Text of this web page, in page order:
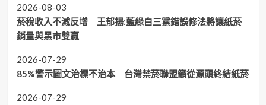
2026-08-03
菸稅收入不減反增 王郁揚:藍綠白三黨錯誤修法將讓紙菸
銷量與黑市雙贏
2026-07-29
85%警示圖文治標不治本 台灣禁菸聯盟籲從源頭終結紙菸
2026-07-29